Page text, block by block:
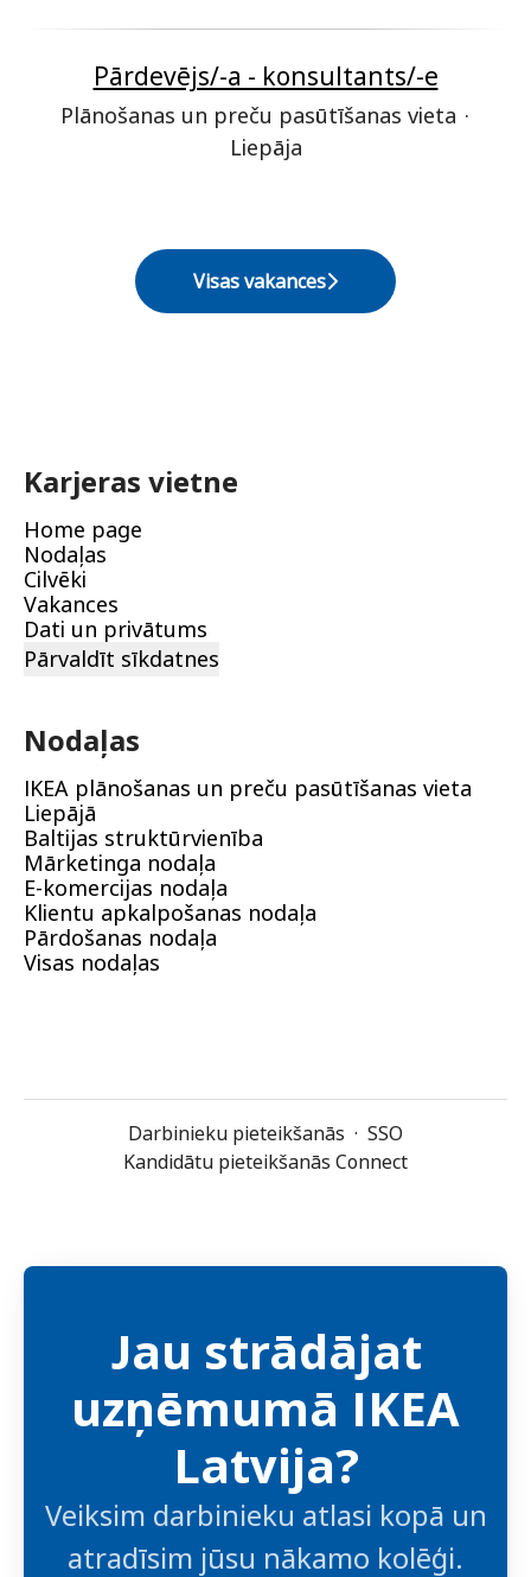
Pārdevējs/-a - konsultants/-e
Plānošanas un preču pasūtīšanas vieta ·
Liepāja
Visas vakances
Karjeras vietne
Home page
Nodaļas
Cilvēki
Vakances
Dati un privātums
Pārvaldīt sīkdatnes
Nodaļas
IKEA plānošanas un preču pasūtīšanas vieta
Liepājā
Baltijas struktūrvienība
Mārketinga nodaļa
E-komercijas nodaļa
Klientu apkalpošanas nodaļa
Pārdošanas nodaļa
Visas nodaļas
Darbinieku pieteikšanās · SSO
Kandidātu pieteikšanās Connect
Jau strādājat
uzņēmumā IKEA
Latvija?
Veiksim darbinieku atlasi kopā un
atradīsim jūsu nākamo kolēģi.